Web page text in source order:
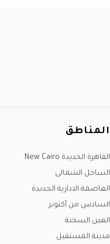
المناطق
القاهرة الجديدة New Cairo
الساحل الشمالى
العاصمة الادارية الجديدة
السادس من أكتوبر
العين السخنة
مدينة المستقبل